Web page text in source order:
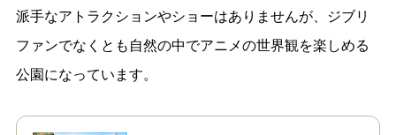
派手なアトラクションやショーはありませんが、ジブリ
ファンでなくとも自然の中でアニメの世界観を楽しめる
公園になっています。